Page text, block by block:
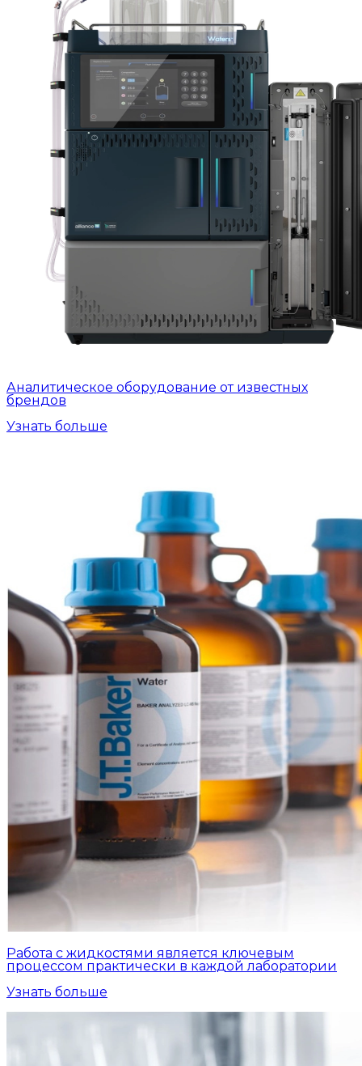
Аналитическое оборудование от известных
брендов
Узнать больше
Работа с жидкостями является ключевым
процессом практически в каждой лаборатории
Узнать больше